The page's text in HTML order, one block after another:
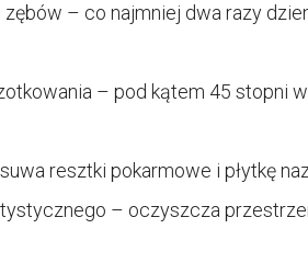
– co najmniej dwa razy
– pod kątem 45 stopni
resztki pokarmowe i płytkę
– oczyszcza